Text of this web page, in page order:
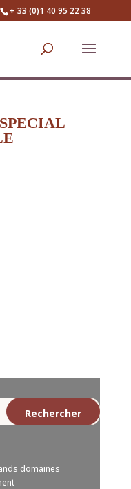
+ 33 (0)1 40 95 22 38
domaines